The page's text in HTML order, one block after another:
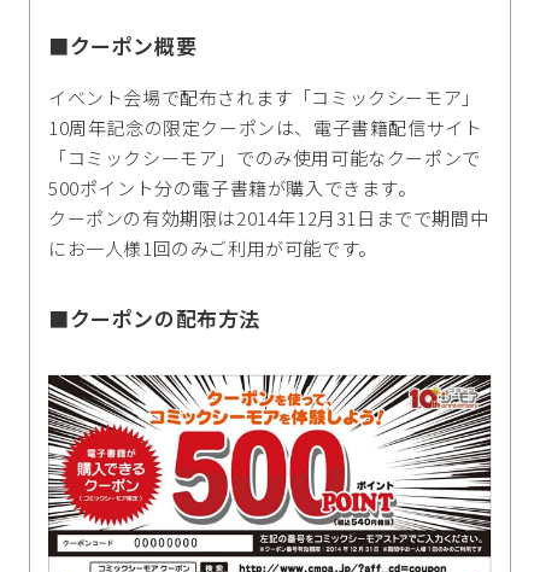
■クーポン概要
イベント会場で配布されます「コミックシーモア」
10周年記念の限定クーポンは、電子書籍配信サイト
「コミックシーモア」でのみ使用可能なクーポンで
500ポイント分の電子書籍が購入できます。
クーポンの有効期限は2014年12月31日までで期間中
にお一人様1回のみご利用が可能です。
■クーポンの配布方法